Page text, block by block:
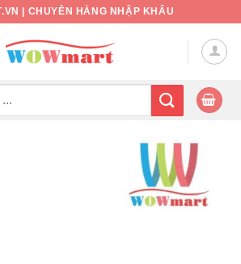
| CHUYÊN HÀNG NHẬP KHẨU